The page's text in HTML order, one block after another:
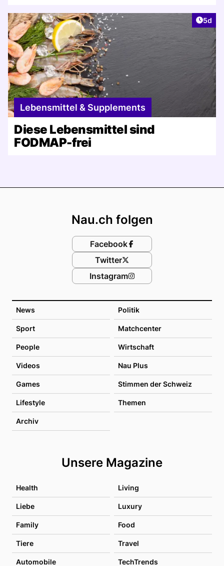
5d
Lebensmittel & Supplements
Diese Lebensmittel sind
FODMAP-frei
News Politik
Sport Matchcenter
People Wirtschaft
Videos Nau Plus
Games Stimmen der Schweiz
Lifestyle Themen
Archiv
Unsere Magazine
Health Living
Liebe Luxury
Family Food
Tiere Travel
Automobile TechTrends
Nau.ch folgen
Facebook
Twitter
Instagram